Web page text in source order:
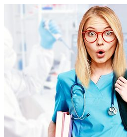
содержимому
портала
ответами